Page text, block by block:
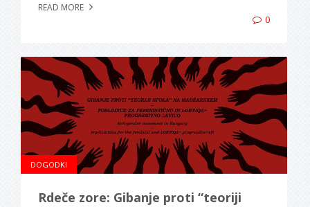
READ MORE
0
DOGODKI
Rdeče zore: Gibanje proti “teoriji